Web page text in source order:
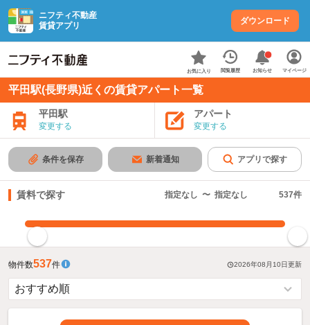
ニフティ不動産
賃貸アプリ
ダウンロード
お気に入り 閲覧履歴 お知らせ マイページ
平田駅(長野県)近くの賃貸アパート一覧
平田駅
変更する
アパート
変更する
条件を保存 新着通知 アプリで探す
賃料で探す 指定なし 〜 指定なし 537件
物件数537件 2026年08月10日更新